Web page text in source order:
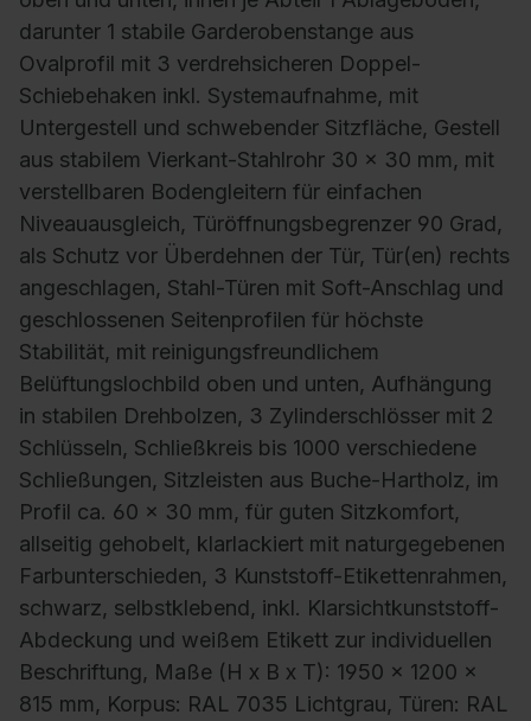
darunter 1 stabile Garderobenstange aus
Ovalprofil mit 3 verdrehsicheren Doppel-
Schiebehaken inkl. Systemaufnahme, mit
Untergestell und schwebender Sitzfläche, Gestell
aus stabilem Vierkant-Stahlrohr 30 x 30 mm, mit
verstellbaren Bodengleitern für einfachen
Niveauausgleich, Türöffnungsbegrenzer 90 Grad,
als Schutz vor Überdehnen der Tür, Tür(en) rechts
angeschlagen, Stahl-Türen mit Soft-Anschlag und
geschlossenen Seitenprofilen für höchste
Stabilität, mit reinigungsfreundlichem
Belüftungslochbild oben und unten, Aufhängung
in stabilen Drehbolzen, 3 Zylinderschlösser mit 2
Schlüsseln, Schließkreis bis 1000 verschiedene
Schließungen, Sitzleisten aus Buche-Hartholz, im
Profil ca. 60 x 30 mm, für guten Sitzkomfort,
allseitig gehobelt, klarlackiert mit naturgegebenen
Farbunterschieden, 3 Kunststoff-Etikettenrahmen,
schwarz, selbstklebend, inkl. Klarsichtkunststoff-
Abdeckung und weißem Etikett zur individuellen
Beschriftung, Maße (H x B x T): 1950 x 1200 x
815 mm, Korpus: RAL 7035 Lichtgrau, Türen: RAL